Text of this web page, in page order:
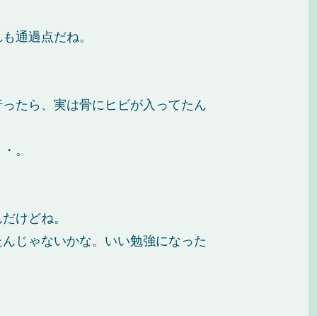
通過点だね。
たら、実は骨にヒビが入ってたん
。
けどね。
じゃないかな。いい勉強になった